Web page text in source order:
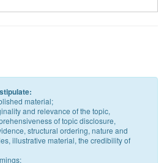
material;
and relevance of the topic,
of topic disclosure,
structural ordering, nature and
illustrative material, the credibility of